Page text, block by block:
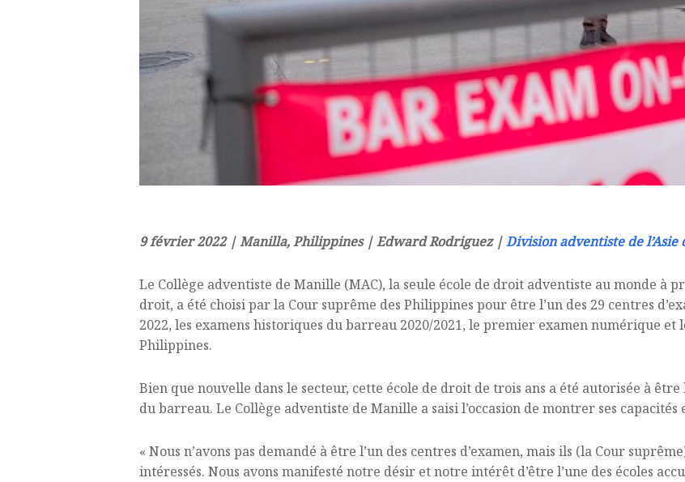
9 février 2022 | Manilla, Philippines | Edward Rodriguez |Division adventiste de
Le Collège adventiste de Manille (MAC), la seule école de droit adventiste au monde à
droit, a été choisi par la Cour suprême des Philippines pour être l’un des 29 centres
2022, les examens historiques du barreau 2020/2021, le premier examen numérique et
Philippines.
Bien que nouvelle dans le secteur, cette école de droit de trois ans a été autorisée à être
du barreau. Le Collège adventiste de Manille a saisi l’occasion de montrer ses
« Nous n’avons pas demandé à être l’un des centres d’examen, mais ils (la Cour
intéressés. Nous avons manifesté notre désir et notre intérêt d’être l’une des écoles